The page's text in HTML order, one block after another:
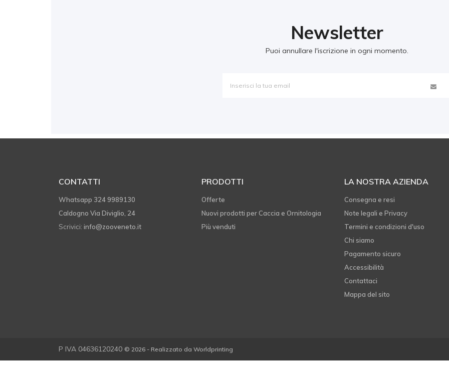
Newsletter
Puoi annullare l'iscrizione in ogni momento.
CONTATTI
Whatsapp 324 9989130
Caldogno Via Diviglio, 24
Scrivici: info@zooveneto.it
PRODOTTI
Offerte
Nuovi prodotti per Caccia e Ornitologia
Più venduti
LA NOSTRA AZIENDA
Consegna e resi
Note legali e Privacy
Termini e condizioni d'uso
Chi siamo
Pagamento sicuro
Accessibilità
Contattaci
Mappa del sito
P IVA 04636120240 © 2026 - Realizzato da Worldprinting